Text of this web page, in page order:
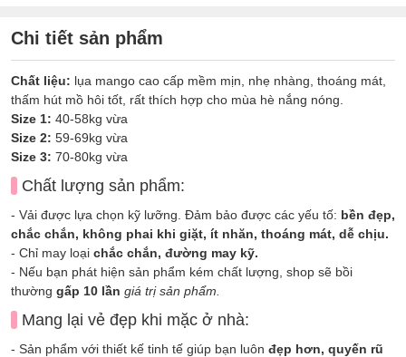
Chi tiết sản phẩm
Chất liệu: lụa mango cao cấp mềm mịn, nhẹ nhàng, thoáng mát,
thấm hút mồ hôi tốt, rất thích hợp cho mùa hè nắng nóng.
Size 1: 40-58kg vừa
Size 2: 59-69kg vừa
Size 3: 70-80kg vừa
Chất lượng sản phẩm:
- Vải được lựa chọn kỹ lưỡng. Đảm bảo được các yếu tố: bền đẹp,
chắc chắn, không phai khi giặt, ít nhăn, thoáng mát, dễ chịu.
- Chỉ may loại chắc chắn, đường may kỹ.
- Nếu bạn phát hiện sản phẩm kém chất lượng, shop sẽ bồi
thường gấp 10 lần giá trị sản phẩm.
Mang lại vẻ đẹp khi mặc ở nhà:
- Sản phẩm với thiết kế tinh tế giúp bạn luôn đẹp hơn, quyến rũ